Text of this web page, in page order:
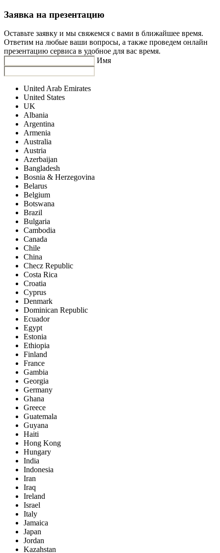
Заявка на презентацию
Оставьте заявку и мы свяжемся с вами в ближайшее время.
Ответим на любые ваши вопросы, а также проведем онлайн
презентацию сервиса в удобное для вас время.
Имя
United Arab Emirates
United States
UK
Albania
Argentina
Armenia
Australia
Austria
Azerbaijan
Bangladesh
Bosnia & Herzegovina
Belarus
Belgium
Botswana
Brazil
Bulgaria
Cambodia
Canada
Chile
China
Checz Republic
Costa Rica
Croatia
Cyprus
Denmark
Dominican Republic
Ecuador
Egypt
Estonia
Ethiopia
Finland
France
Gambia
Georgia
Germany
Ghana
Greece
Guatemala
Guyana
Haiti
Hong Kong
Hungary
India
Indonesia
Iran
Iraq
Ireland
Israel
Italy
Jamaica
Japan
Jordan
Kazahstan